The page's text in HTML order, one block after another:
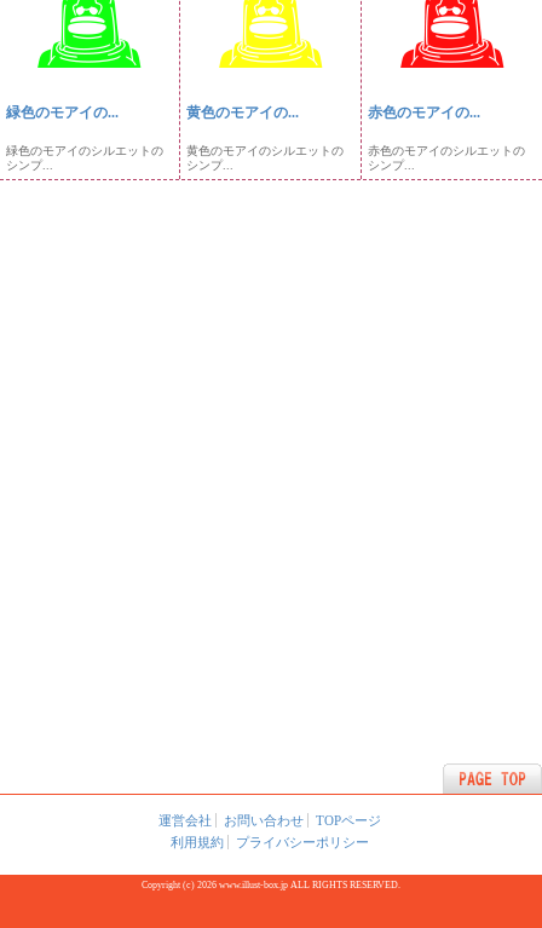
緑色のモアイの...
緑色のモアイのシルエットの
シンプ...
黄色のモアイの...
黄色のモアイのシルエットの
シンプ...
赤色のモアイの...
赤色のモアイのシルエットの
シンプ...
運営会社 お問い合わせ
TOPページ
利用規約
プライバシーポリシー
Copyright (c) 2026 www.illust-box.jp ALL RIGHTS RESERVED.